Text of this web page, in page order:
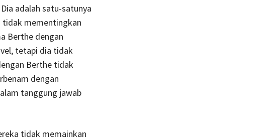
adalah satu-satunya
tidak mementingkan
Berthe dengan
tetapi dia tidak
Berthe tidak
dengan
tanggung jawab
tidak memainkan